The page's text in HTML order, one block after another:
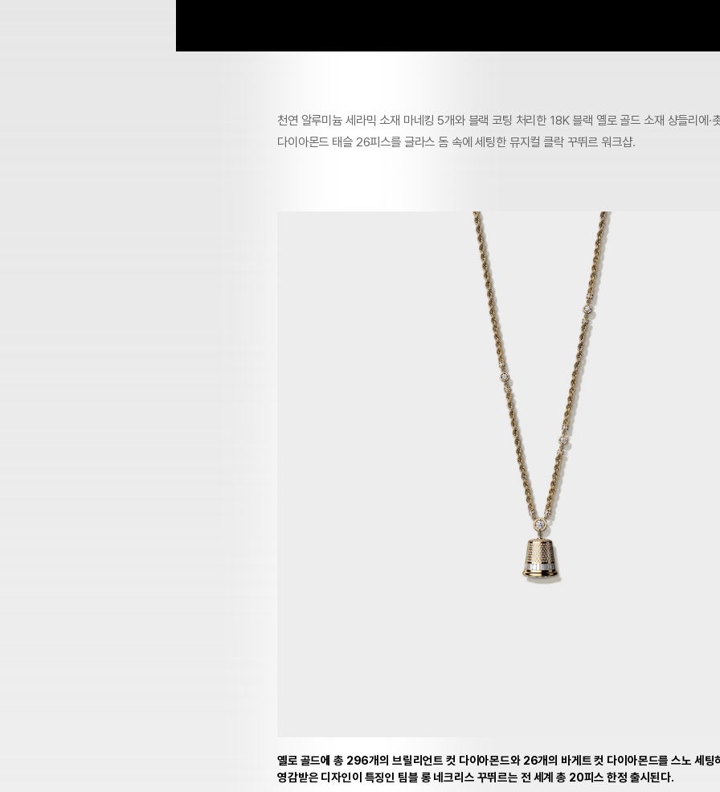
천연 알루미늄 세라믹 소재 마네킹 5개와 블랙 코팅 처리한 18K 블랙 옐로 골드 소재 샹들리에·
다이아몬드 태슬 26피스를 글라스 돔 속에 세팅한 뮤지컬 클락 꾸뛰르 워크샵.
옐로 골드에 총 296개의 브릴리언트 컷 다이아몬드와 26개의 바게트 컷 다이아몬드를 스노 세팅
영감받은 디자인이 특징인 팀블 롱 네크리스 꾸뛰르는 전 세계 총 20피스 한정 출시된다.